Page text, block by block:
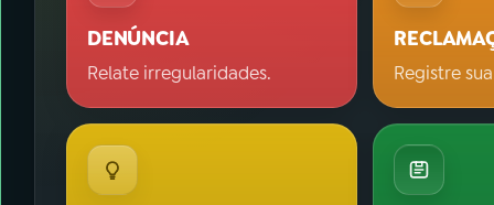
DENÚNCIA
Relate irregularidades. Registre